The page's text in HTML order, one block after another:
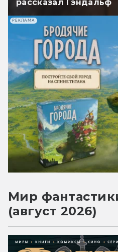
рассказал Гэндальф
РЕКЛАМА
Мир
(август 2026)